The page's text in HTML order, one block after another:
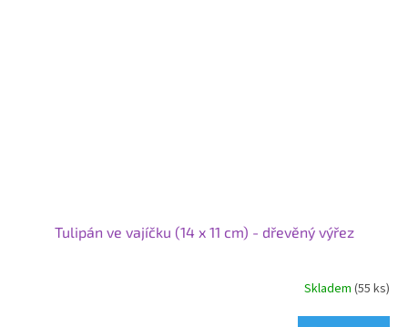
Tulipán ve vajíčku (14 x 11 cm) - dřevěný výřez
Skladem(55 ks)